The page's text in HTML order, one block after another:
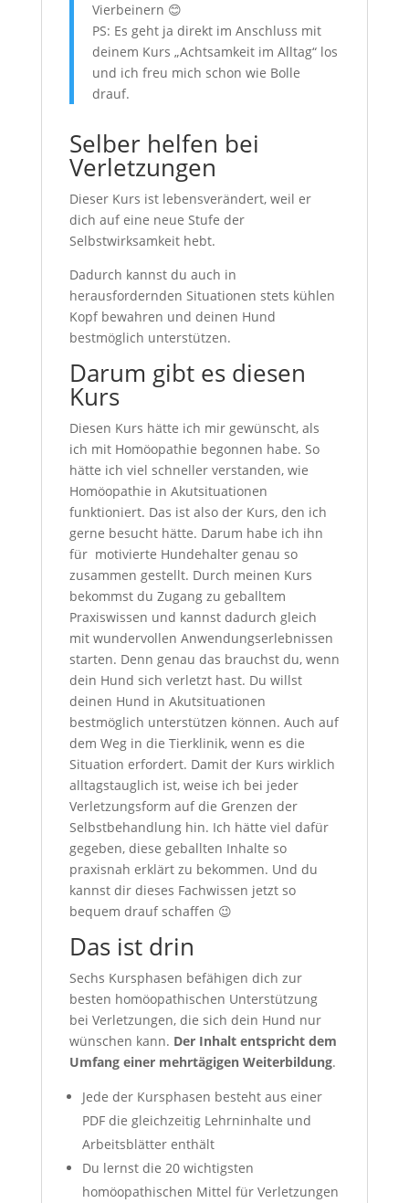
Vierbeinern 😊
PS: Es geht ja direkt im Anschluss mit
deinem Kurs „Achtsamkeit im Alltag“ los
und ich freu mich schon wie Bolle
drauf.
Selber helfen bei
Verletzungen
Dieser Kurs ist lebensverändert, weil er
dich auf eine neue Stufe der
Selbstwirksamkeit hebt.
Dadurch kannst du auch in
herausfordernden Situationen stets kühlen
Kopf bewahren und deinen Hund
bestmöglich unterstützen.
Darum gibt es diesen
Kurs
Diesen Kurs hätte ich mir gewünscht, als
ich mit Homöopathie begonnen habe. So
hätte ich viel schneller verstanden, wie
Homöopathie in Akutsituationen
funktioniert. Das ist also der Kurs, den ich
gerne besucht hätte. Darum habe ich ihn
für motivierte Hundehalter genau so
zusammen gestellt. Durch meinen Kurs
bekommst du Zugang zu geballtem
Praxiswissen und kannst dadurch gleich
mit wundervollen Anwendungserlebnissen
starten. Denn genau das brauchst du, wenn
dein Hund sich verletzt hast. Du willst
deinen Hund in Akutsituationen
bestmöglich unterstützen können. Auch auf
dem Weg in die Tierklinik, wenn es die
Situation erfordert. Damit der Kurs wirklich
alltagstauglich ist, weise ich bei jeder
Verletzungsform auf die Grenzen der
Selbstbehandlung hin. Ich hätte viel dafür
gegeben, diese geballten Inhalte so
praxisnah erklärt zu bekommen. Und du
kannst dir dieses Fachwissen jetzt so
bequem drauf schaffen 😉
Das ist drin
Sechs Kursphasen befähigen dich zur
besten homöopathischen Unterstützung
bei Verletzungen, die sich dein Hund nur
wünschen kann. Der Inhalt entspricht dem
Umfang einer mehrtägigen Weiterbildung.
Jede der Kursphasen besteht aus einer
PDF die gleichzeitig Lehrninhalte und
Arbeitsblätter enthält
Du lernst die 20 wichtigsten
homöopathischen Mittel für Verletzungen